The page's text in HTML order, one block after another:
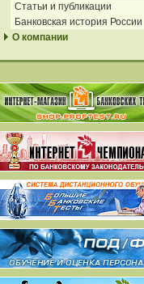
Статьи и публикации
Банковская история России
О компании